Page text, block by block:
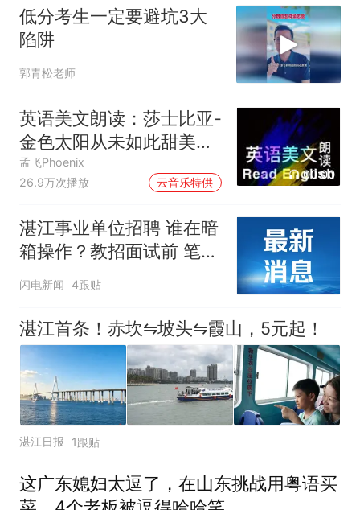
低分考生一定要避坑3大
陷阱
郭青松老师
英语美文朗读：莎士比亚-
金色太阳从未如此甜美吻
过
孟飞Phoenix
26.9万次播放
云音乐特供
00:00
湛江事业单位招聘 谁在暗
箱操作？教招面试前 笔试
第一名接到神秘电话
闪电新闻 4跟贴
湛江首条！赤坎⇋坡头⇋霞山，5元起！
湛江日报 1跟贴
这广东媳妇太逗了，在山东挑战用粤语买